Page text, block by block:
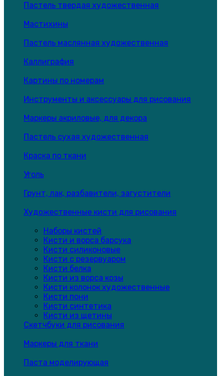
Пастель твердая художественная
Мастихины
Пастель маслянная художественная
Каллиграфия
Картины по номерам
Инструменты и аксессуары для рисования
Маркеры акриловые, для декора
Пастель сухая художественная
Краска по ткани
Уголь
Грунт, лак, разбавители, загустители
Художественные кисти для рисования
Наборы кистей
Кисти и ворса барсука
Кисти силиконовые
Кисти с резервуаром
Кисти белка
Кисти из ворса козы
Кисти колонок художественные
Кисти пони
Кисти синтетика
Кисти из щетины
Скетчбуки для рисования
Маркеры для ткани
Паста моделирующая